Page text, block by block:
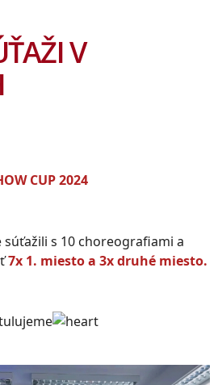
V
CUP 2024
s 10 choreografiami a
7x 1. miesto a 3x druhé miesto.